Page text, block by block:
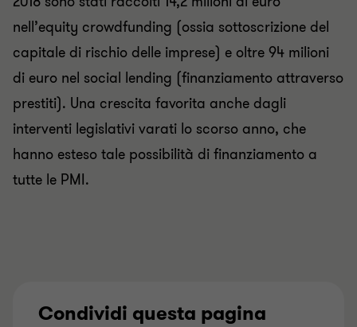
nell’equity crowdfunding (ossia sottoscrizione del
capitale di rischio delle imprese) e oltre 94 milioni
di euro nel social lending (finanziamento attraverso
prestiti). Una crescita favorita anche dagli
interventi legislativi varati lo scorso anno, che
hanno esteso tale possibilità di finanziamento a
tutte le PMI.
Condividi questa pagina